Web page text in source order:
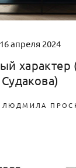
16 апреля 2024
характер
Судакова)
ЛЮДМИЛА